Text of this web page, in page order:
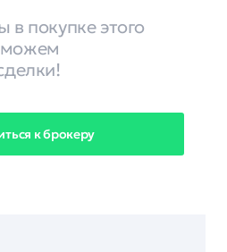
в покупке этого
к брокеру